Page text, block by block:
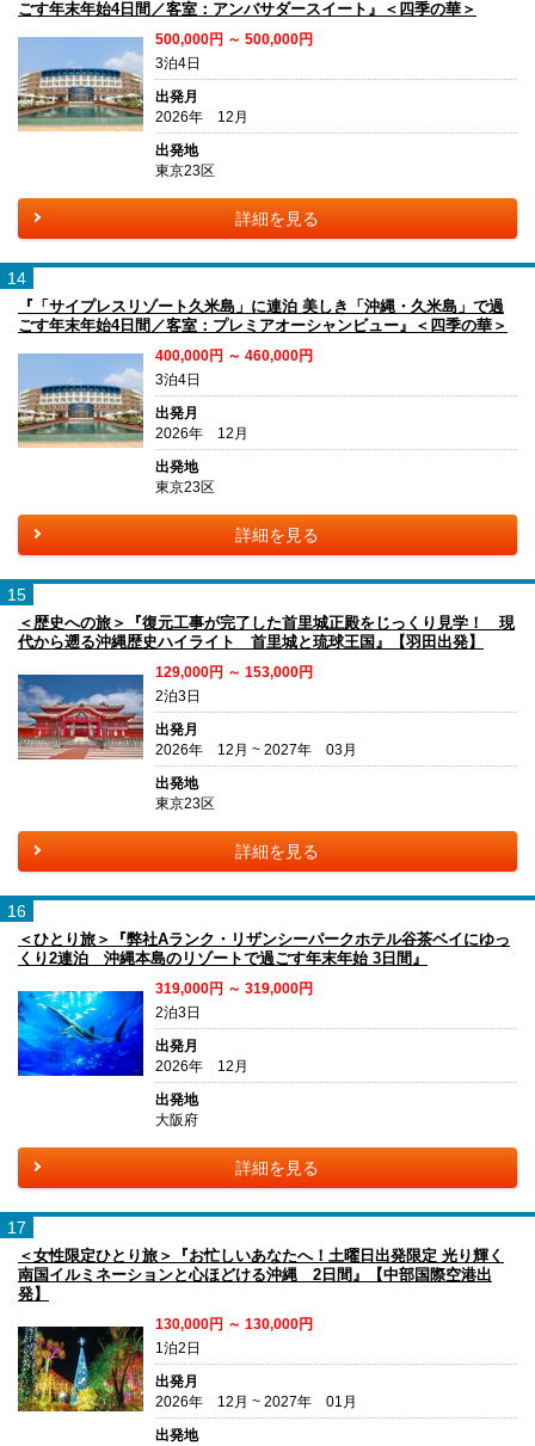
ごす年末年始4日間／客室：アンバサダースイート』＜四季の華＞
500,000円 ～ 500,000円
3泊4日
出発月
2026年 12月
出発地
東京23区
詳細を見る
14
『「サイプレスリゾート久米島」に連泊 美しき「沖縄・久米島」で過
ごす年末年始4日間／客室：プレミアオーシャンビュー』＜四季の華＞
400,000円 ～ 460,000円
3泊4日
出発月
2026年 12月
出発地
東京23区
詳細を見る
15
＜歴史への旅＞『復元工事が完了した首里城正殿をじっくり見学！ 現
代から遡る沖縄歴史ハイライト 首里城と琉球王国』【羽田出発】
129,000円 ～ 153,000円
2泊3日
出発月
2026年 12月 ~ 2027年 03月
出発地
東京23区
詳細を見る
16
＜ひとり旅＞『弊社Aランク・リザンシーパークホテル谷茶ベイにゆっ
くり2連泊 沖縄本島のリゾートで過ごす年末年始 3日間』
319,000円 ～ 319,000円
2泊3日
出発月
2026年 12月
出発地
大阪府
詳細を見る
17
＜女性限定ひとり旅＞『お忙しいあなたへ！土曜日出発限定 光り輝く
南国イルミネーションと心ほどける沖縄 2日間』【中部国際空港出
発】
130,000円 ～ 130,000円
1泊2日
出発月
2026年 12月 ~ 2027年 01月
出発地